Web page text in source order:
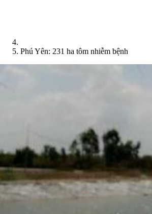
Phú Yên: 231 ha tôm nhiễm bệnh